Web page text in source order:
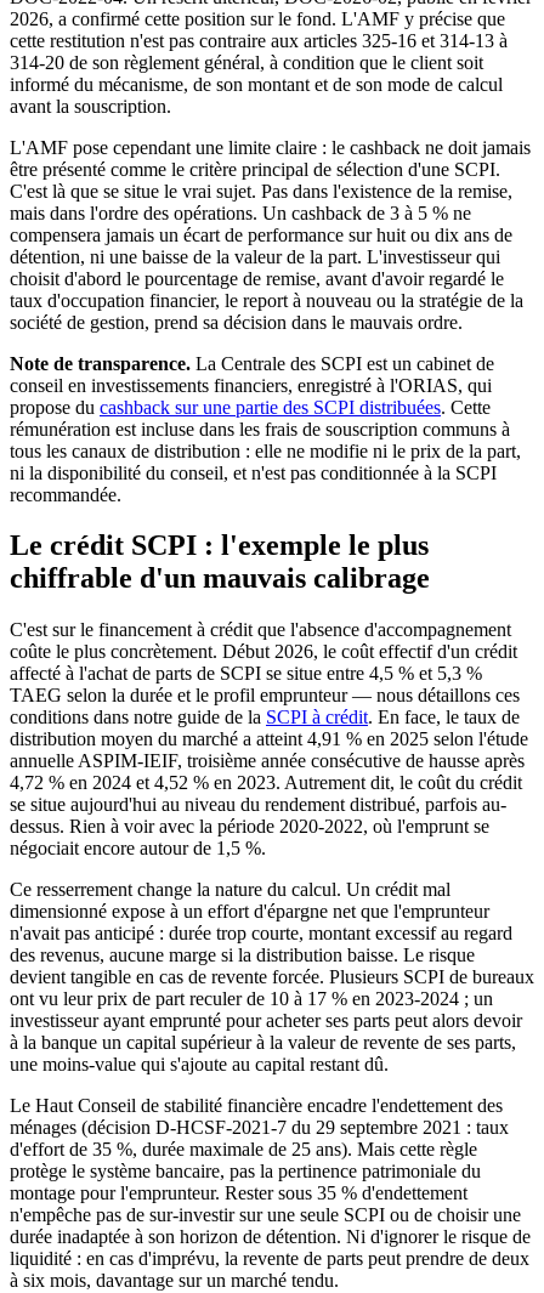
2026, a confirmé cette position sur le fond. L'AMF y précise que
cette restitution n'est pas contraire aux articles 325-16 et 314-13 à
314-20 de son règlement général, à condition que le client soit
informé du mécanisme, de son montant et de son mode de calcul
avant la souscription.
L'AMF pose cependant une limite claire : le cashback ne doit jamais
être présenté comme le critère principal de sélection d'une SCPI.
C'est là que se situe le vrai sujet. Pas dans l'existence de la remise,
mais dans l'ordre des opérations. Un cashback de 3 à 5 % ne
compensera jamais un écart de performance sur huit ou dix ans de
détention, ni une baisse de la valeur de la part. L'investisseur qui
choisit d'abord le pourcentage de remise, avant d'avoir regardé le
taux d'occupation financier, le report à nouveau ou la stratégie de la
société de gestion, prend sa décision dans le mauvais ordre.
Note de transparence. La Centrale des SCPI est un cabinet de
conseil en investissements financiers, enregistré à l'ORIAS, qui
propose du cashback sur une partie des SCPI distribuées. Cette
rémunération est incluse dans les frais de souscription communs à
tous les canaux de distribution : elle ne modifie ni le prix de la part,
ni la disponibilité du conseil, et n'est pas conditionnée à la SCPI
recommandée.
Le crédit SCPI : l'exemple le plus
chiffrable d'un mauvais calibrage
C'est sur le financement à crédit que l'absence d'accompagnement
coûte le plus concrètement. Début 2026, le coût effectif d'un crédit
affecté à l'achat de parts de SCPI se situe entre 4,5 % et 5,3 %
TAEG selon la durée et le profil emprunteur — nous détaillons ces
conditions dans notre guide de la SCPI à crédit. En face, le taux de
distribution moyen du marché a atteint 4,91 % en 2025 selon l'étude
annuelle ASPIM-IEIF, troisième année consécutive de hausse après
4,72 % en 2024 et 4,52 % en 2023. Autrement dit, le coût du crédit
se situe aujourd'hui au niveau du rendement distribué, parfois au-
dessus. Rien à voir avec la période 2020-2022, où l'emprunt se
négociait encore autour de 1,5 %.
Ce resserrement change la nature du calcul. Un crédit mal
dimensionné expose à un effort d'épargne net que l'emprunteur
n'avait pas anticipé : durée trop courte, montant excessif au regard
des revenus, aucune marge si la distribution baisse. Le risque
devient tangible en cas de revente forcée. Plusieurs SCPI de bureaux
ont vu leur prix de part reculer de 10 à 17 % en 2023-2024 ; un
investisseur ayant emprunté pour acheter ses parts peut alors devoir
à la banque un capital supérieur à la valeur de revente de ses parts,
une moins-value qui s'ajoute au capital restant dû.
Le Haut Conseil de stabilité financière encadre l'endettement des
ménages (décision D-HCSF-2021-7 du 29 septembre 2021 : taux
d'effort de 35 %, durée maximale de 25 ans). Mais cette règle
protège le système bancaire, pas la pertinence patrimoniale du
montage pour l'emprunteur. Rester sous 35 % d'endettement
n'empêche pas de sur-investir sur une seule SCPI ou de choisir une
durée inadaptée à son horizon de détention. Ni d'ignorer le risque de
liquidité : en cas d'imprévu, la revente de parts peut prendre de deux
à six mois, davantage sur un marché tendu.